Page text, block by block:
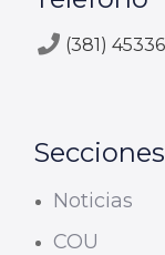
(381)
Secciones
Noticias
COU